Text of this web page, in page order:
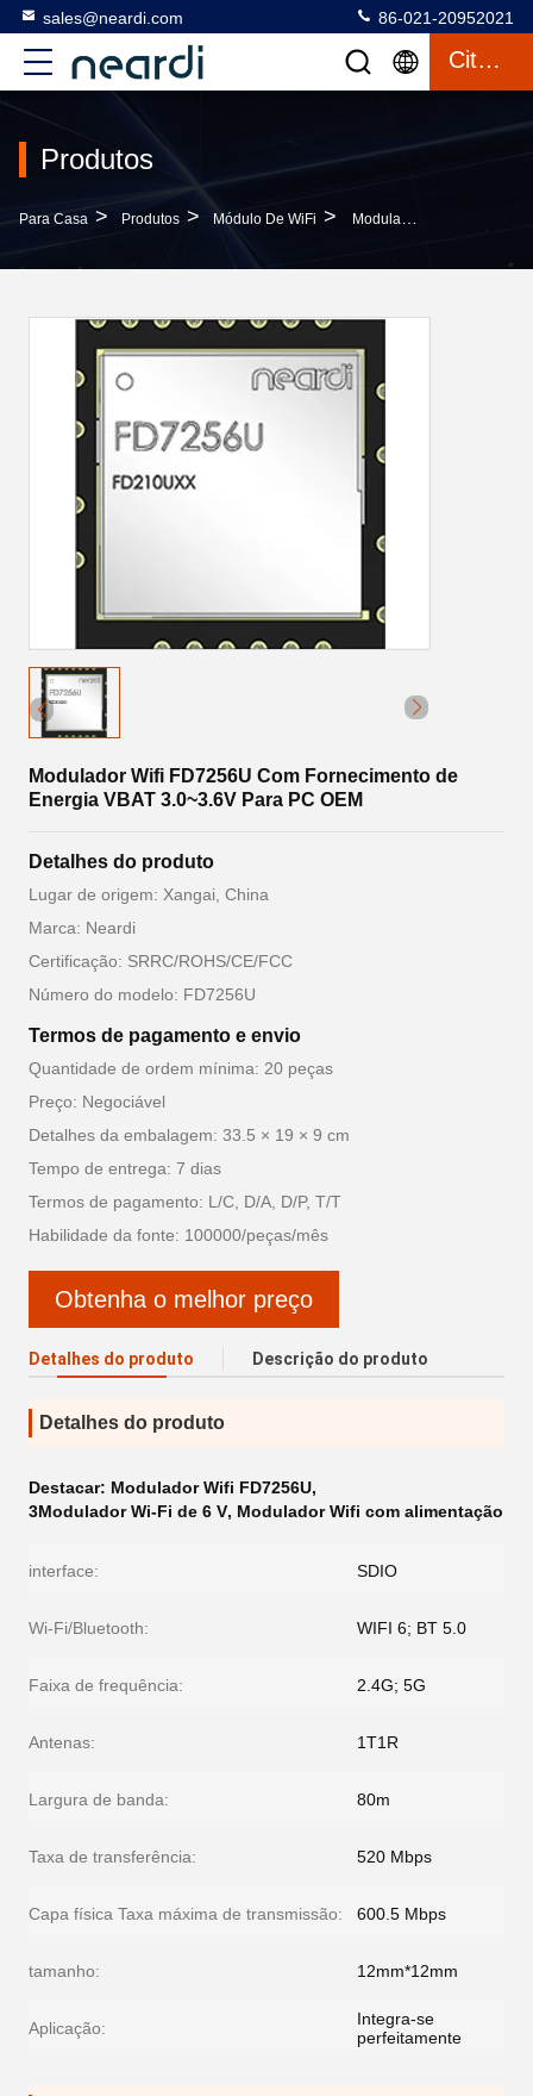
sales@neardi.com 86-021-20952021
Citações
Produtos
Para Casa > Produtos > Módulo De WiFi > Modulador Wifi FD7256U Com Fornecimento De Energia VBAT 3.0~3.6V Para PC OEM
Modulador Wifi FD7256U Com Fornecimento de
Energia VBAT 3.0~3.6V Para PC OEM
Detalhes do produto
Lugar de origem: Xangai, China
Marca: Neardi
Certificação: SRRC/ROHS/CE/FCC
Número do modelo: FD7256U
Termos de pagamento e envio
Quantidade de ordem mínima: 20 peças
Preço: Negociável
Detalhes da embalagem: 33.5 × 19 × 9 cm
Tempo de entrega: 7 dias
Termos de pagamento: L/C, D/A, D/P, T/T
Habilidade da fonte: 100000/peças/mês
Obtenha o melhor preço
Detalhes do produto Descrição do produto
Detalhes do produto
Destacar: Modulador Wifi FD7256U,
3Modulador Wi-Fi de 6 V, Modulador Wifi com alimentação
interface: SDIO
Wi-Fi/Bluetooth: WIFI 6; BT 5.0
Faixa de frequência: 2.4G; 5G
Antenas: 1T1R
Largura de banda: 80m
Taxa de transferência: 520 Mbps
Capa física Taxa máxima de transmissão: 600.5 Mbps
tamanho: 12mm*12mm
Aplicação:
Integra-se
perfeitamente